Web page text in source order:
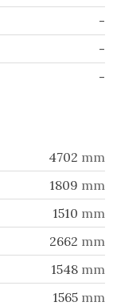
-
-
-
4702 mm
1809 mm
1510 mm
2662 mm
1548 mm
1565 mm